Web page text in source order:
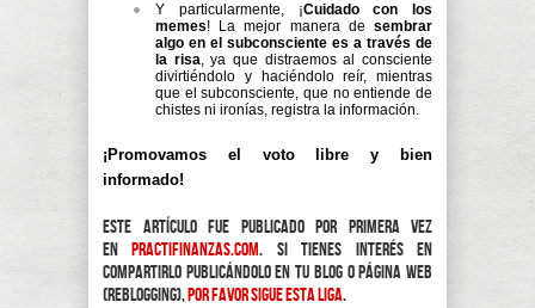
Y particularmente, ¡Cuidado con los
memes! La mejor manera de sembrar
algo en el subconsciente es a través de
la risa, ya que distraemos al consciente
divirtiéndolo y haciéndolo reír, mientras
que el subconsciente, que no entiende de
chistes ni ironías, registra la información.
¡Promovamos el voto libre y bien
informado!
Este artículo fue publicado por primera vez
enpractifinanzas.com. Si tienes interés en
compartirlo publicándolo en tu blog o página web
(reblogging),por favor sigue esta liga.